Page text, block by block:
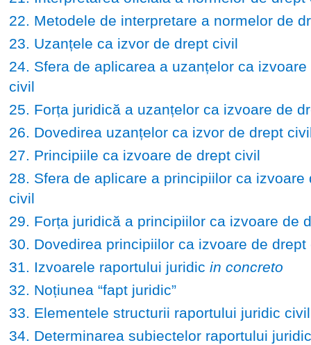
22. Metodele de interpretare a normelor de
23. Uzanțele ca izvor de drept civil
24. Sfera de aplicarea a uzanțelor ca izvoare
civil
25. Forța juridică a uzanțelor ca izvoare de
26. Dovedirea uzanțelor ca izvor de drept
27. Principiile ca izvoare de drept civil
28. Sfera de aplicare a principiilor ca izvoare
civil
29. Forța juridică a principiilor ca izvoare de
30. Dovedirea principiilor ca izvoare de drept
31. Izvoarele raportului juridic in concreto
32. Noțiunea “fapt juridic”
33. Elementele structurii raportului juridic civil
34. Determinarea subiectelor raportului